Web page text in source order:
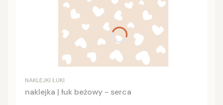
NAKLEJKI ŁUKI
naklejka | łuk beżowy - serca